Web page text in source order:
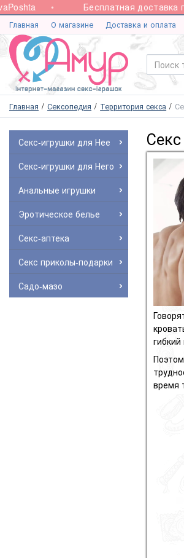
Бесплатная доставка при
Главная О магазине Доставка и оплата
Главная Сексопедия Территория секса
Секс-игрушки для Нее
Секс-игрушки для Него
Анальные игрушки
Эротическое белье
Секс-аптека
Секс приколы-подарки
Садо-мазо
время